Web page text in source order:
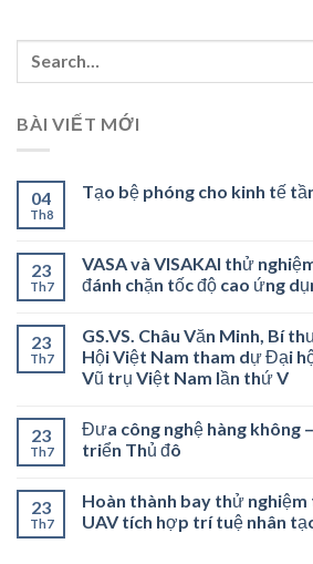
BÀI VIẾT MỚI
04
Th8
Tạo bệ phóng cho kinh tế
23
Th7
VASA và VISAKAI thử
đánh chặn tốc độ cao ứng
23
Th7
GS.VS. Châu Văn Minh, Bí
Hội Việt Nam tham dự Đại
Vũ trụ Việt Nam lần thứ V
23
Th7
Đưa công nghệ hàng không
triển Thủ đô
23
Th7
Hoàn thành bay thử nghiệm
UAV tích hợp trí tuệ nhân